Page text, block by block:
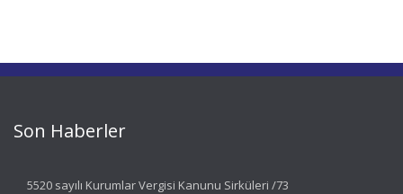
Son Haberler
5520 sayılı Kurumlar Vergisi Kanunu Sirküleri /73